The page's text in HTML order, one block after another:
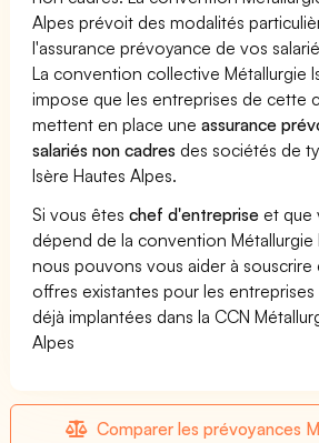
Alpes prévoit des modalités
l'assurance prévoyance de vos
La convention collective Métallurgie
impose que les entreprises de cette
mettent en place uneassurance
salariés non cadres des sociétés de
Isère Hautes Alpes.
Si vous êteschef d'entreprise et que
dépend de la convention Métallurgie
nous pouvons vous aider à souscrire
offres existantes pour les
déjà implantées dans la CCN
Alpes
Comparer les prévoyances